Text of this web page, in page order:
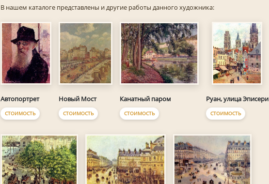
В нашем каталоге представлены и другие работы данного художника:
Автопортрет
СТОИМОСТЬ
Новый Мост
СТОИМОСТЬ
Канатный паром
СТОИМОСТЬ
Руан, улица Эписери
СТОИМОСТЬ